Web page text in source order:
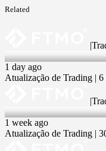
Related
|
6 Aug 2026
1 day ago
Atualização de Trading |
|
30 Jul 2026
1 week ago
Atualização de Trading |